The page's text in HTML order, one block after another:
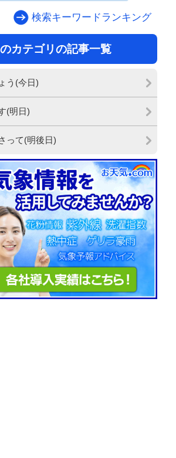
検索キーワードランキング
カテゴリの記事一覧
う(今日)
(明日)
って(明後日)